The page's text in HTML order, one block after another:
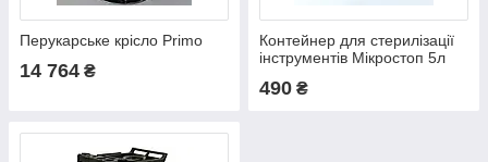
Перукарське крісло Primo
14 764 ₴
Контейнер для стерилізації
інструментів Мікростоп 5л
490 ₴